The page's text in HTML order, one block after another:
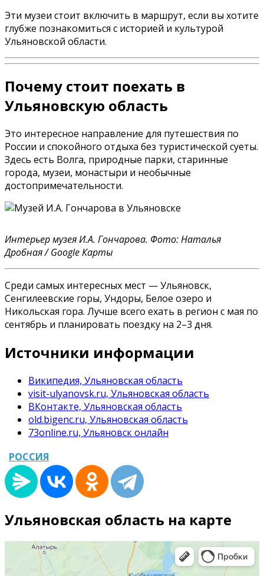
Эти музеи стоит включить в маршрут, если вы хотите
глубже познакомиться с историей и культурой
Ульяновской области.
Почему стоит поехать в
Ульяновскую область
Это интересное направление для путешествия по
России и спокойного отдыха без туристической суеты.
Здесь есть Волга, природные парки, старинные
города, музеи, монастыри и необычные
достопримечательности.
Интерьер музея И.А. Гончарова. Фото: Наталья
Дробная / Google Карты
Среди самых интересных мест — Ульяновск,
Сенгилеевские горы, Ундоры, Белое озеро и
Никольская гора. Лучше всего ехать в регион с мая по
сентябрь и планировать поездку на 2–3 дня.
Источники информации
Википедия, Ульяновская область
visit-ulyanovsk.ru, Ульяновская область
ВКонтакте, Ульяновская область
old.bigenc.ru, Ульяновская область
73online.ru, Ульяновск онлайн
РОССИЯ
Ульяновская область на карте